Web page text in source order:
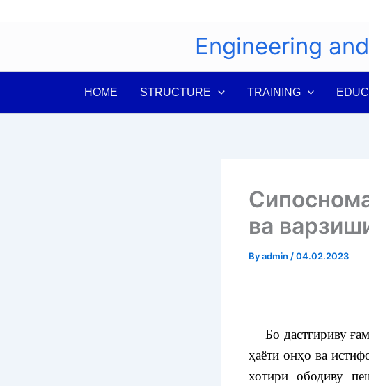
Engineering
HOME STRUCTURE TRAINING
ва
Byadmin /04.02.2023
Бо дастгириву
ҳаёти онҳо ва
хотири ободиву